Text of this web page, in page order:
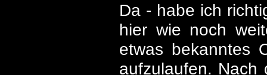
Da - habe ich
hier wie noch
etwas bekanntes
aufzulaufen. Nach